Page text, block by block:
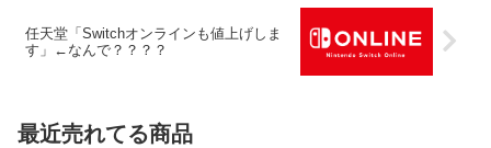
任天堂「Switchオンラインも値上げしま
す」←なんで？？？？
最近売れてる商品